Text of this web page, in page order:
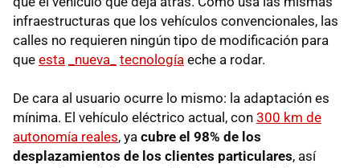
infraestructuras que los vehículos convencionales, las
calles no requieren ningún tipo de modificación para
que esta _nueva_ tecnología eche a rodar.
De cara al usuario ocurre lo mismo: la adaptación es
mínima. El vehículo eléctrico actual, con 300 km de
autonomía reales, ya cubre el 98% de los
desplazamientos de los clientes particulares, así